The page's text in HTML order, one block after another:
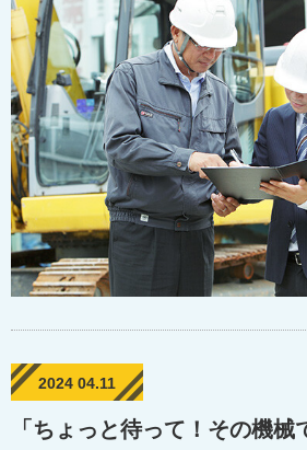
2024 04.11
「ちょっと待って！その機械